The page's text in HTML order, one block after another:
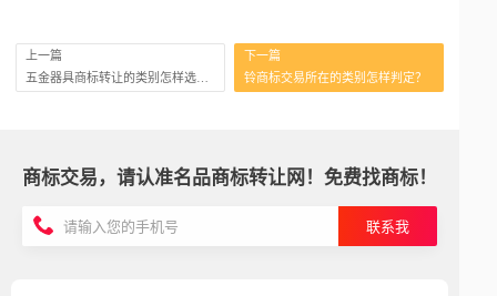
上一篇
下一篇
铃商标交易所在的类别怎样判定？
商标交易，请认准名品商标转让网！免费找商标！
联系我